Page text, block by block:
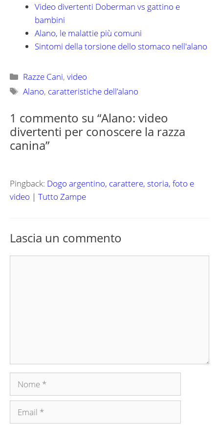
Video divertenti Doberman vs gattino e
bambini
Alano, le malattie più comuni
Sintomi della torsione dello stomaco nell'alano
Categorie
Razze Cani,video
Tag
Alano, caratteristiche dell’alano
1 commento su “Alano: video
divertenti per conoscere la razza
canina”
Pingback: Dogo argentino, carattere, storia, foto e
video | Tutto Zampe
Lascia un commento
Nome
Email